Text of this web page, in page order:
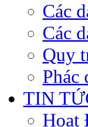
Các
Các
Quy
Phác
TIN
Hoạt